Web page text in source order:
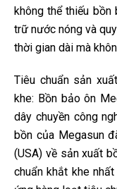
không thể thiếu
trữ nước nóng và
thời gian dài mà
Tiêu chuẩn sản
khe: Bồn bảo ôn
dây chuyền công
bồn của Megasun
(USA) về sản xuất
chuẩn khắt khe